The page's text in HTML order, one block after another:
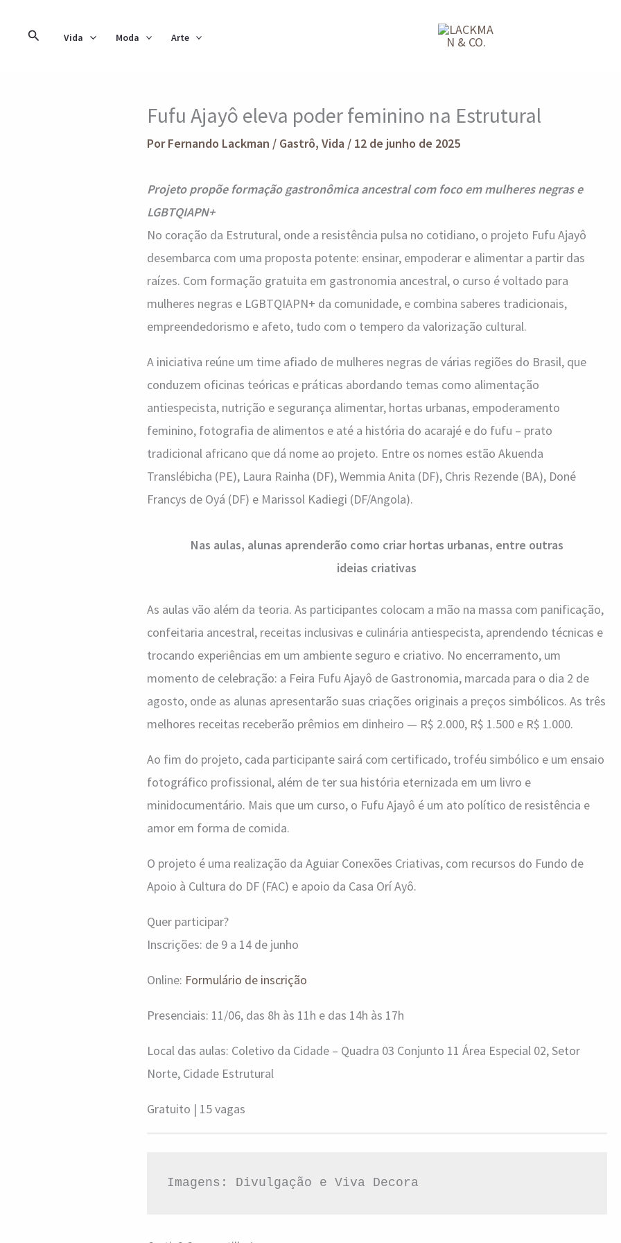
Pesquisar
Vida Moda Arte
Fufu Ajayô eleva poder feminino na Estrutural
PorFernando Lackman / Gastrô, Vida / 12 de junho de 2025
Projeto propõe formação gastronômica ancestral com foco em mulheres negras e
LGBTQIAPN+
No coração da Estrutural, onde a resistência pulsa no cotidiano, o projeto Fufu Ajayô
desembarca com uma proposta potente: ensinar, empoderar e alimentar a partir das
raízes. Com formação gratuita em gastronomia ancestral, o curso é voltado para
mulheres negras e LGBTQIAPN+ da comunidade, e combina saberes tradicionais,
empreendedorismo e afeto, tudo com o tempero da valorização cultural.
A iniciativa reúne um time afiado de mulheres negras de várias regiões do Brasil, que
conduzem oficinas teóricas e práticas abordando temas como alimentação
antiespecista, nutrição e segurança alimentar, hortas urbanas, empoderamento
feminino, fotografia de alimentos e até a história do acarajé e do fufu – prato
tradicional africano que dá nome ao projeto. Entre os nomes estão Akuenda
Translébicha (PE), Laura Rainha (DF), Wemmia Anita (DF), Chris Rezende (BA), Doné
Francys de Oyá (DF) e Marissol Kadiegi (DF/Angola).
Nas aulas, alunas aprenderão como criar hortas urbanas, entre outras
ideias criativas
As aulas vão além da teoria. As participantes colocam a mão na massa com panificação,
confeitaria ancestral, receitas inclusivas e culinária antiespecista, aprendendo técnicas e
trocando experiências em um ambiente seguro e criativo. No encerramento, um
momento de celebração: a Feira Fufu Ajayô de Gastronomia, marcada para o dia 2 de
agosto, onde as alunas apresentarão suas criações originais a preços simbólicos. As três
melhores receitas receberão prêmios em dinheiro — R$ 2.000, R$ 1.500 e R$ 1.000.
Ao fim do projeto, cada participante sairá com certificado, troféu simbólico e um ensaio
fotográfico profissional, além de ter sua história eternizada em um livro e
minidocumentário. Mais que um curso, o Fufu Ajayô é um ato político de resistência e
amor em forma de comida.
O projeto é uma realização da Aguiar Conexões Criativas, com recursos do Fundo de
Apoio à Cultura do DF (FAC) e apoio da Casa Orí Ayô.
Quer participar?
Inscrições: de 9 a 14 de junho
Online: Formulário de inscrição
Presenciais: 11/06, das 8h às 11h e das 14h às 17h
Local das aulas: Coletivo da Cidade – Quadra 03 Conjunto 11 Área Especial 02, Setor
Norte, Cidade Estrutural
Gratuito | 15 vagas
Imagens: Divulgação e Viva Decora